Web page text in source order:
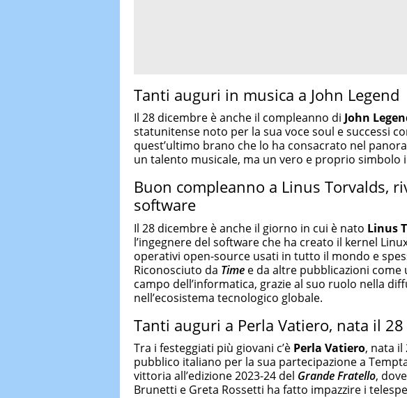
Tanti auguri in musica a John Legend
Il 28 dicembre è anche il compleanno di John
statunitense noto per la sua voce soul e successi
quest’ultimo brano che lo ha consacrato nel
un talento musicale, ma un vero e proprio simbolo
Buon compleanno a Linus Torvalds,
software
Il 28 dicembre è anche il giorno in cui è nato Linus
l’ingegnere del software che ha creato il kernel
operativi open-source usati in tutto il mondo e
Riconosciuto da Time e da altre pubblicazioni
campo dell’informatica, grazie al suo ruolo nella
nell’ecosistema tecnologico globale.
Tanti auguri a Perla Vatiero, nata il
Tra i festeggiati più giovani c’è Perla Vatiero, nata il
pubblico italiano per la sua partecipazione a
vittoria all’edizione 2023-24 del Grande Fratello,
Brunetti e Greta Rossetti ha fatto impazzire i